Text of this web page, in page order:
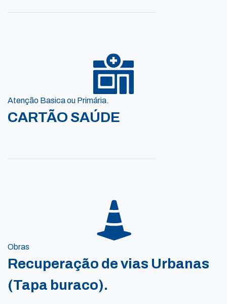
Atenção Basica ou Primária.
CARTÃO SAÚDE
Obras
Recuperação de vias Urbanas
(Tapa buraco).